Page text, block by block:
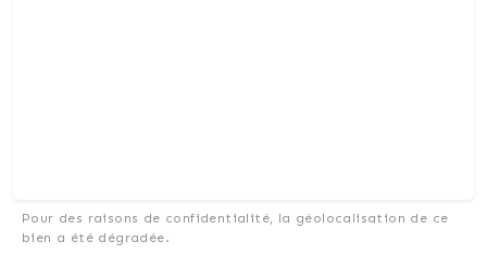
Pour des raisons de confidentialité, la géolocalisation de ce
bien a été dégradée.